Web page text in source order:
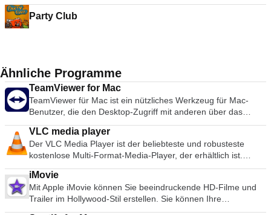
Party Club
Ähnliche Programme
TeamViewer for Mac
TeamViewer für Mac ist ein nützliches Werkzeug für Mac-
Benutzer, die den Desktop-Zugriff mit anderen über das
Internet teilen möchten. Früher ein Werkzeug, das
hauptsächlich von Technikern zur Behebung von Problemen
auf Host-Computern verwendet wurde, wird TeamViewer
heute von Millionen von Anwendern genutzt, um Bildschirme
gemeinsam zu nutzen, auf entfernte Computer zuzugreifen,
zu trainieren und sogar virtuelle Besprechungen
durchzuführen. TeamViewer stellt innerhalb weniger
Sekunden eine Verbindung zu jedem Mac oder Server auf der
VLC media player
Der VLC Media Player ist der beliebteste und robusteste
kostenlose Multi-Format-Media-Player, der erhältlich ist.
Seine Popularität wurde durch Kompatibilitäts- und Codec-
Probleme gefördert, die konkurrierende Medienplayer wie
QuickTime, itunes und RealPlayer für viele populäre Video-
und Musikdateiformate unbrauchbar machen. Die einfache,
grundlegende Benutzeroberfläche und eine große Anzahl von
iMovie
Mit Apple iMovie können Sie beeindruckende HD-Filme und
Trailer im Hollywood-Stil erstellen. Sie können Ihre
Videobibliothek durchsuchen und Ihre Lieblingsvideos